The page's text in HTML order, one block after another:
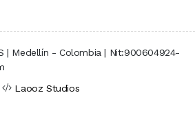
| Medellín - Colombia | Nit:900604924-
Laooz Studios